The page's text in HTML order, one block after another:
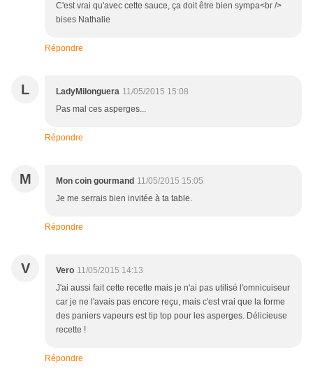
C'est vrai qu'avec cette sauce, ça doit être bien sympa<br />
bises Nathalie
Répondre
L LadyMilonguera 11/05/2015 15:08
Pas mal ces asperges...
Répondre
M Mon coin gourmand 11/05/2015 15:05
Je me serrais bien invitée à ta table.
Répondre
V Vero 11/05/2015 14:13
J'ai aussi fait cette recette mais je n'ai pas utilisé l'omnicuiseur
car je ne l'avais pas encore reçu, mais c'est vrai que la forme
des paniers vapeurs est tip top pour les asperges. Délicieuse
recette !
Répondre